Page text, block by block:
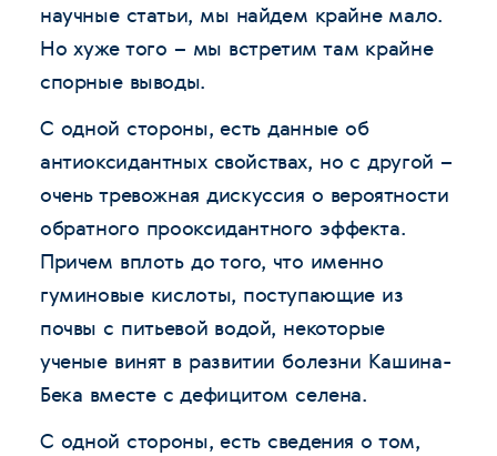
научные статьи, мы найдем крайне мало.
Но хуже того – мы встретим там крайне
спорные выводы.
С одной стороны, есть данные об
антиоксидантных свойствах, но с другой –
очень тревожная дискуссия о вероятности
обратного прооксидантного эффекта.
Причем вплоть до того, что именно
гуминовые кислоты, поступающие из
почвы с питьевой водой, некоторые
ученые винят в развитии болезни Кашина-
Бека вместе с дефицитом селена.
С одной стороны, есть сведения о том,